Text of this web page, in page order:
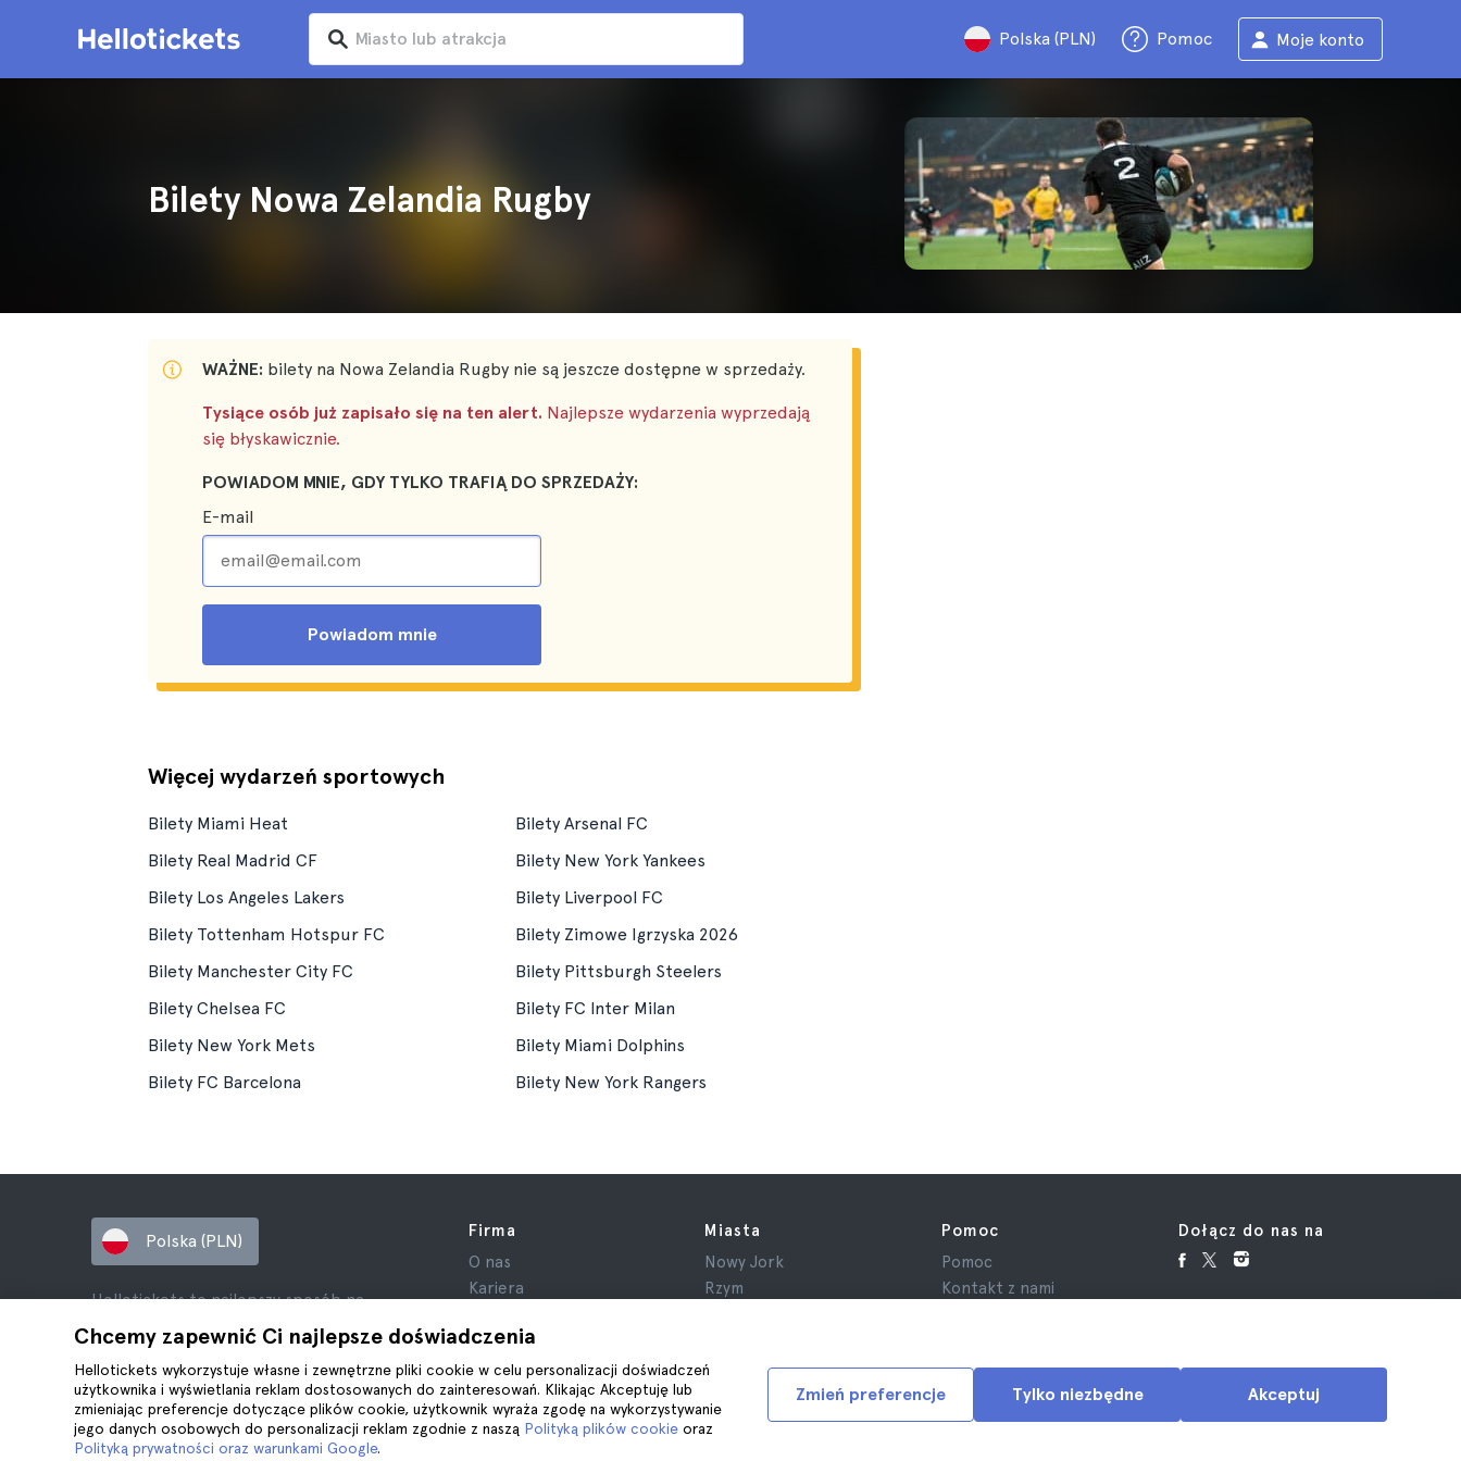
Polska (PLN) Pomoc Moje konto
Bilety Nowa Zelandia Rugby
WAŻNE: bilety na Nowa Zelandia Rugby nie są jeszcze dostępne w sprzedaży.
Tysiące osób już zapisało się na ten alert. Najlepsze wydarzenia wyprzedają
się błyskawicznie.
POWIADOM MNIE, GDY TYLKO TRAFIĄ DO SPRZEDAŻY:
E-mail
Powiadom mnie
Więcej wydarzeń sportowych
Bilety Miami Heat
Bilety Arsenal FC
Bilety Real Madrid CF
Bilety New York Yankees
Bilety Los Angeles Lakers
Bilety Liverpool FC
Bilety Tottenham Hotspur FC
Bilety Zimowe Igrzyska 2026
Bilety Manchester City FC
Bilety Pittsburgh Steelers
Bilety Chelsea FC
Bilety FC Inter Milan
Bilety New York Mets
Bilety Miami Dolphins
Bilety FC Barcelona
Bilety New York Rangers
Chcemy zapewnić Ci najlepsze doświadczenia
Hellotickets wykorzystuje własne i zewnętrzne pliki cookie w celu personalizacji doświadczeń
użytkownika i wyświetlania reklam dostosowanych do zainteresowań. Klikając Akceptuję lub
zmieniając preferencje dotyczące plików cookie, użytkownik wyraża zgodę na wykorzystywanie
jego danych osobowych do personalizacji reklam zgodnie z naszą Polityką plików cookie oraz
Polityką prywatności oraz warunkami Google.
Akceptuj
Tylko niezbędne
Zmień preferencje
Polska (PLN)
Hellotickets to najlepszy sposób na
rezerwację wycieczek i aktywności na całym
świecie.
© Hello Ticket, SL.
Firma
O nas
Kariera
Recenzje
Prywatność
Regulamin
Informacje prawne
Miasta
Nowy Jork
Rzym
Granada
Tenerife
Pomoc
Pomoc
Kontakt z nami
Dołącz do nas na